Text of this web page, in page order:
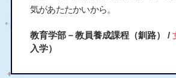
気があたたかいから。
教育学部－教員養成課程（釧路） /
入学）